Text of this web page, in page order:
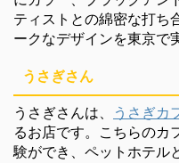
ティストとの綿密な打ち
ークなデザインを東京で
うさぎさん
うさぎさんは、 うさぎカ
るお店です。こちらのカ
験ができ、ペットホテル